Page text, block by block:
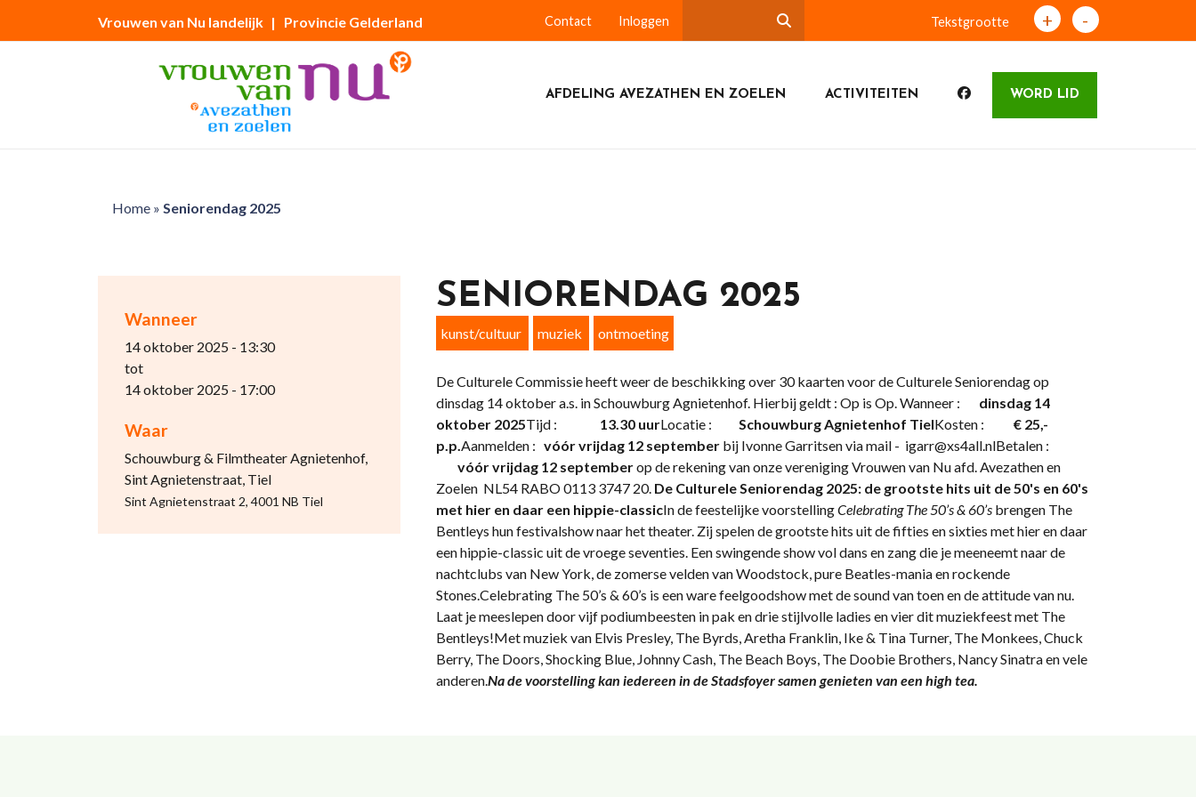
Vrouwen van Nu landelijk | Provincie Gelderland Contact Inloggen Tekstgrootte + -
AFDELING AVEZATHEN EN ZOELEN ACTIVITEITEN WORD LID
Home» Seniorendag 2025
Wanneer
14 oktober 2025 - 13:30
tot
14 oktober 2025 - 17:00
Waar
Schouwburg & Filmtheater Agnietenhof,
Sint Agnietenstraat, Tiel
Sint Agnietenstraat 2, 4001 NB Tiel
SENIORENDAG 2025
kunst/cultuur muziek ontmoeting
De Culturele Commissie heeft weer de beschikking over 30 kaarten voor de Culturele Seniorendag op
dinsdag 14 oktober a.s. in Schouwburg Agnietenhof. Hierbij geldt : Op is Op. Wanneer : dinsdag 14
oktober 2025Tijd : 13.30 uurLocatie : Schouwburg Agnietenhof TielKosten : € 25,-
p.p.Aanmelden : vóór vrijdag 12 septemberbij Ivonne Garritsen via mail - igarr@xs4all.nlBetalen :
vóór vrijdag 12 septemberop de rekening van onze vereniging Vrouwen van Nu afd. Avezathen en
Zoelen NL54 RABO 0113 3747 20. De Culturele Seniorendag 2025: de grootste hits uit de 50's en 60's
met hier en daar een hippie-classicIn de feestelijke voorstellingCelebrating The 50’s & 60’sbrengen The
Bentleys hun festivalshow naar het theater. Zij spelen de grootste hits uit de fifties en sixties met hier en daar
een hippie-classic uit de vroege seventies. Een swingende show vol dans en zang die je meeneemt naar de
nachtclubs van New York, de zomerse velden van Woodstock, pure Beatles-mania en rockende
Stones.Celebrating The 50’s & 60’s is een ware feelgoodshow met de sound van toen en de attitude van nu.
Laat je meeslepen door vijf podiumbeesten in pak en drie stijlvolle ladies en vier dit muziekfeest met The
Bentleys!Met muziek van Elvis Presley, The Byrds, Aretha Franklin, Ike & Tina Turner, The Monkees, Chuck
Berry, The Doors, Shocking Blue, Johnny Cash, The Beach Boys, The Doobie Brothers, Nancy Sinatra en vele
anderen.Na de voorstelling kan iedereen in de Stadsfoyer samen genieten van een high tea.